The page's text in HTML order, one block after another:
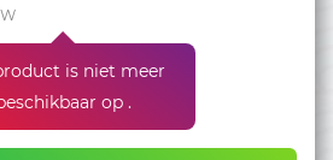
03
10 11
17 18 19
is niet meer
op .